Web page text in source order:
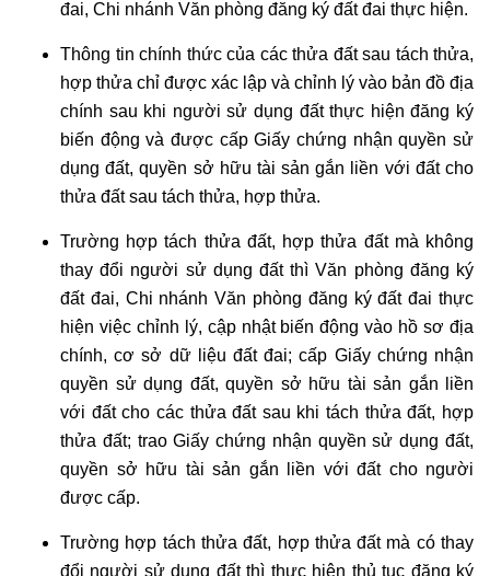
đai, Chi nhánh Văn phòng đăng ký đất đai thực hiện.
Thông tin chính thức của các thửa đất sau tách thửa,
hợp thửa chỉ được xác lập và chỉnh lý vào bản đồ địa
chính sau khi người sử dụng đất thực hiện đăng ký
biến động và được cấp Giấy chứng nhận quyền sử
dụng đất, quyền sở hữu tài sản gắn liền với đất cho
thửa đất sau tách thửa, hợp thửa.
Trường hợp tách thửa đất, hợp thửa đất mà không
thay đổi người sử dụng đất thì Văn phòng đăng ký
đất đai, Chi nhánh Văn phòng đăng ký đất đai thực
hiện việc chỉnh lý, cập nhật biến động vào hồ sơ địa
chính, cơ sở dữ liệu đất đai; cấp Giấy chứng nhận
quyền sử dụng đất, quyền sở hữu tài sản gắn liền
với đất cho các thửa đất sau khi tách thửa đất, hợp
thửa đất; trao Giấy chứng nhận quyền sử dụng đất,
quyền sở hữu tài sản gắn liền với đất cho người
được cấp.
Trường hợp tách thửa đất, hợp thửa đất mà có thay
đổi người sử dụng đất thì thực hiện thủ tục đăng ký